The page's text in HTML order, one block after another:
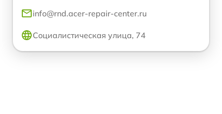
info@rnd.acer-repair-center.ru
Социалистическая улица, 74